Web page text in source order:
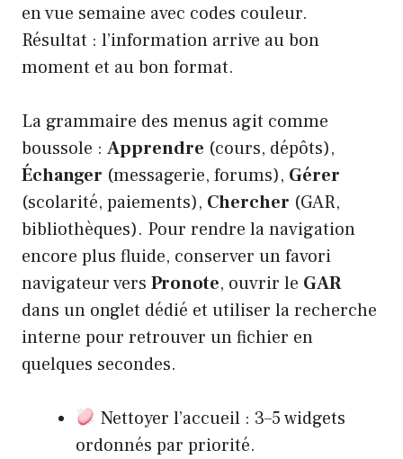
en vue semaine avec codes couleur.
Résultat : l’information arrive au bon
moment et au bon format.
La grammaire des menus agit comme
boussole : Apprendre (cours, dépôts),
Échanger (messagerie, forums), Gérer
(scolarité, paiements), Chercher (GAR,
bibliothèques). Pour rendre la navigation
encore plus fluide, conserver un favori
navigateur vers Pronote, ouvrir le GAR
dans un onglet dédié et utiliser la recherche
interne pour retrouver un fichier en
quelques secondes.
Nettoyer l’accueil : 3–5 widgets
ordonnés par priorité.